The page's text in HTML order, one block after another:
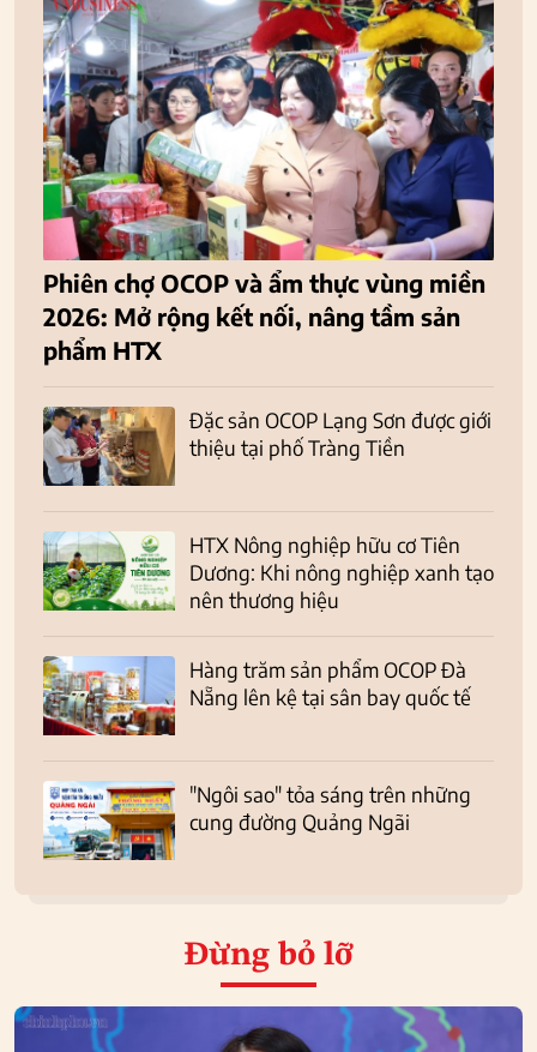
Phiên chợ OCOP và ẩm thực vùng miền
2026: Mở rộng kết nối, nâng tầm sản
phẩm HTX
Đặc sản OCOP Lạng Sơn được giới
thiệu tại phố Tràng Tiền
HTX Nông nghiệp hữu cơ Tiên
Dương: Khi nông nghiệp xanh tạo
nên thương hiệu
Hàng trăm sản phẩm OCOP Đà
Nẵng lên kệ tại sân bay quốc tế
"Ngôi sao" tỏa sáng trên những
cung đường Quảng Ngãi
Đừng bỏ lỡ